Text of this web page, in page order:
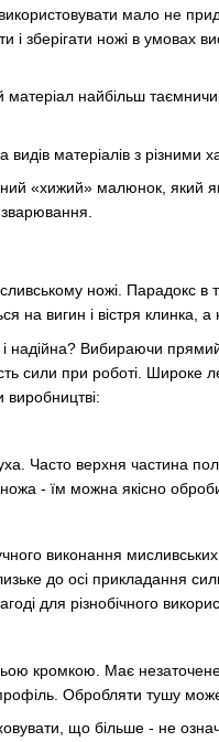
мало не
і зберігати ножі в
найбільш
матеріалів з
«хижий» малюнок, який
ножі. Парадокс в
на вигин і вістря клинка,
надійна? Вибираючи
сили при роботі.
виробництві:
Часто верхня частина
- їм можна якісно
виконання
до осі прикладання
для різнобічного
кромкою. Має
Обробляти тушу
що більше - не